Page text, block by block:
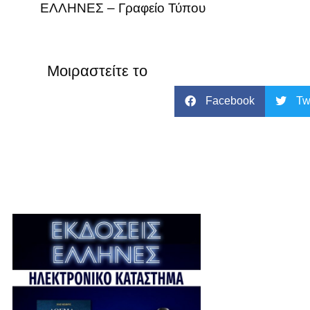
ΕΛΛΗΝΕΣ – Γραφείο Τύπου
Μοιραστείτε το
Facebook